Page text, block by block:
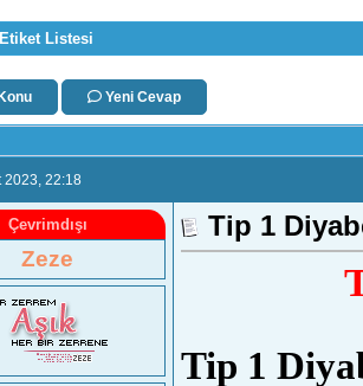
Listesi
Yeni Cevap
2023 , 22:18
Çevrimdışı
Zeze
Tip 1
Tip 1